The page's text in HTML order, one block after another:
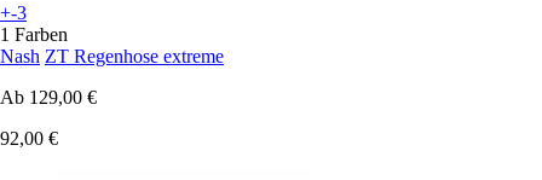
+-3
1 Farben
Nash ZT Regenhose extreme
Ab 129,00 €
92,00 €